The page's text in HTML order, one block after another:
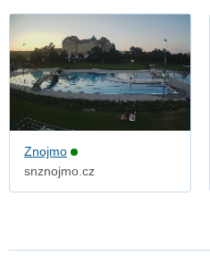
Znojmo
snznojmo.cz